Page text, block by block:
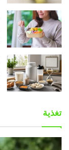
تغذية